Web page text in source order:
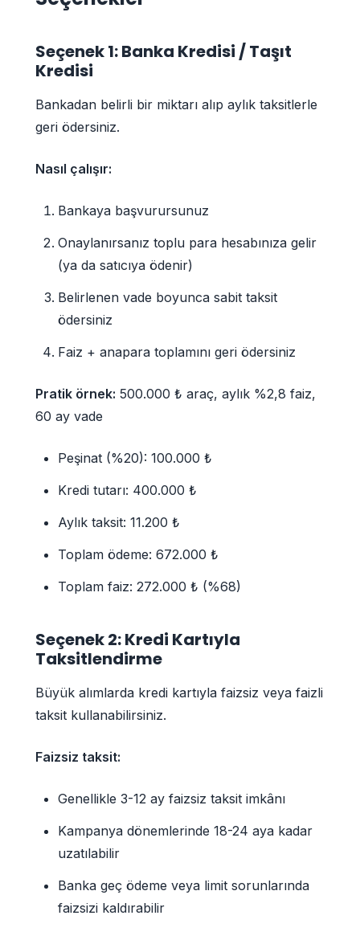
Seçenek 1: Banka Kredisi / Taşıt
Kredisi
Bankadan belirli bir miktarı alıp aylık taksitlerle
geri ödersiniz.
Nasıl çalışır:
Bankaya başvurursunuz
Onaylanırsanız toplu para hesabınıza gelir
(ya da satıcıya ödenir)
Belirlenen vade boyunca sabit taksit
ödersiniz
Faiz + anapara toplamını geri ödersiniz
Pratik örnek: 500.000 ₺ araç, aylık %2,8 faiz,
60 ay vade
Peşinat (%20): 100.000 ₺
Kredi tutarı: 400.000 ₺
Aylık taksit: 11.200 ₺
Toplam ödeme: 672.000 ₺
Toplam faiz: 272.000 ₺ (%68)
Seçenek 2: Kredi Kartıyla
Taksitlendirme
Büyük alımlarda kredi kartıyla faizsiz veya faizli
taksit kullanabilirsiniz.
Faizsiz taksit:
Genellikle 3-12 ay faizsiz taksit imkânı
Kampanya dönemlerinde 18-24 aya kadar
uzatılabilir
Banka geç ödeme veya limit sorunlarında
faizsizi kaldırabilir